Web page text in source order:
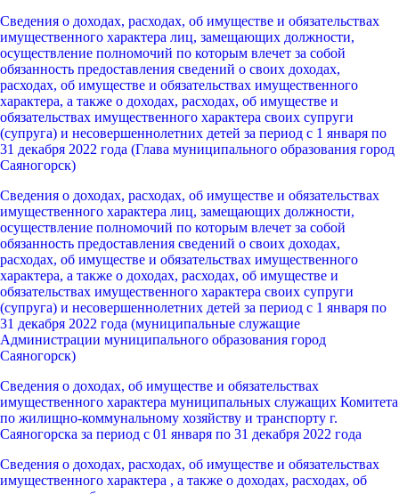
Сведения о доходах, расходах, об имуществе и обязательствах
имущественного характера лиц, замещающих должности,
осуществление полномочий по которым влечет за собой
обязанность предоставления сведений о своих доходах,
расходах, об имуществе и обязательствах имущественного
характера, а также о доходах, расходах, об имуществе и
обязательствах имущественного характера своих супруги
(супруга) и несовершеннолетних детей за период с 1 января по
31 декабря 2022 года (Глава муниципального образования город
Саяногорск)
Сведения о доходах, расходах, об имуществе и обязательствах
имущественного характера лиц, замещающих должности,
осуществление полномочий по которым влечет за собой
обязанность предоставления сведений о своих доходах,
расходах, об имуществе и обязательствах имущественного
характера, а также о доходах, расходах, об имуществе и
обязательствах имущественного характера своих супруги
(супруга) и несовершеннолетних детей за период с 1 января по
31 декабря 2022 года (муниципальные служащие
Администрации муниципального образования город
Саяногорск)
Сведения о доходах, об имуществе и обязательствах
имущественного характера муниципальных служащих Комитета
по жилищно-коммунальному хозяйству и транспорту г.
Саяногорска за период с 01 января по 31 декабря 2022 года
Сведения о доходах, расходах, об имуществе и обязательствах
имущественного характера , а также о доходах, расходах, об